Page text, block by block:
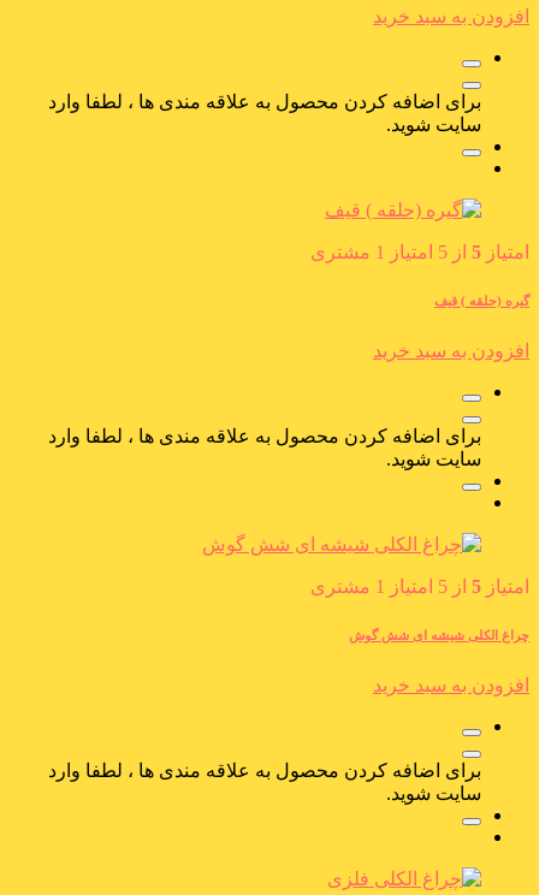
افزودن به سبد خرید
برای اضافه کردن محصول به علاقه مندی ها ، لطفا وارد
سایت شوید.
امتیاز 5 از 5 امتیاز 1 مشتری
گیره (حلقه ) قیف
افزودن به سبد خرید
برای اضافه کردن محصول به علاقه مندی ها ، لطفا وارد
سایت شوید.
امتیاز 5 از 5 امتیاز 1 مشتری
چراغ الکلی شیشه ای شش گوش
افزودن به سبد خرید
برای اضافه کردن محصول به علاقه مندی ها ، لطفا وارد
سایت شوید.